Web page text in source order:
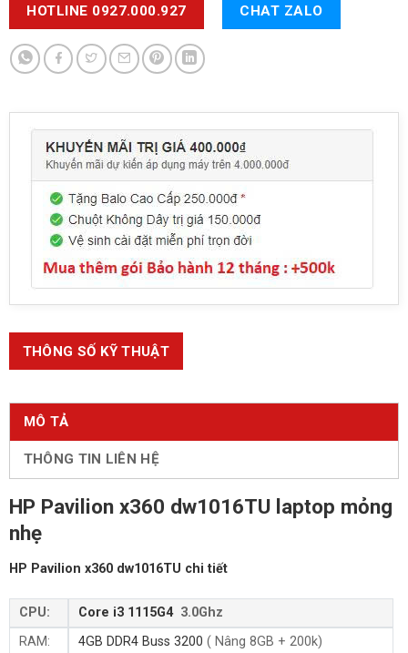
HOTLINE 0927.000.927 CHAT ZALO
MÔ TẢ
THÔNG TIN LIÊN HỆ
HP Pavilion x360 dw1016TU laptop mỏng
nhẹ
HP Pavilion x360 dw1016TU chi tiết
CPU: Core i3 1115G4 3.0Ghz
RAM:
4GB DDR4 Buss 3200 ( Nâng 8GB + 200k)
THÔNG SỐ KỸ THUẬT